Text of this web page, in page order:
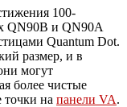
100-
QN90B и QN90A
Quantum Dot.
размер, и в
могут
более чистые
точки на панели VA.